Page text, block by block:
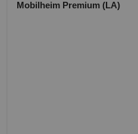
Mobilheim Premium (LA)